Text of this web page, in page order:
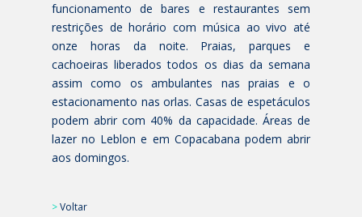
funcionamento de bares e restaurantes sem
restrições de horário com música ao vivo até
onze horas da noite. Praias, parques e
cachoeiras liberados todos os dias da semana
assim como os ambulantes nas praias e o
estacionamento nas orlas. Casas de espetáculos
podem abrir com 40% da capacidade. Áreas de
lazer no Leblon e em Copacabana podem abrir
aos domingos.
>Voltar